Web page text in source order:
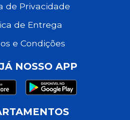
de Privacidade
de Entrega
e Condições
NOSSO APP